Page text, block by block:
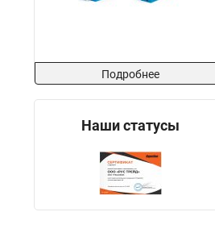
Подробнее
Наши статусы